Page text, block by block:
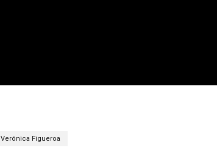
Verónica Figueroa